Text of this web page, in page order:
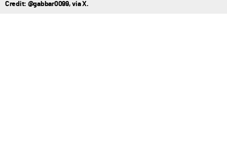
Credit: @gabbar0099, via X.